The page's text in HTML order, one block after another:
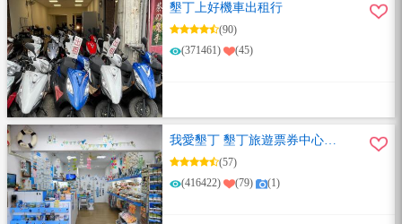
墾丁上好機車出租行
(90)
(371461)
(45)
我愛墾丁 墾丁旅遊票券中心
恆春總店(57)
(416422)
(79) (1)